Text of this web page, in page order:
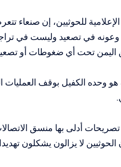
للحوثيين، إن صنعاء
وعونه في تصعيد وليست في
اليمن تحت أي ضغوطات أو
وحده الكفيل بوقف العمليات
تصريحات أدلى بها منسق
لا يزالون يشكلون